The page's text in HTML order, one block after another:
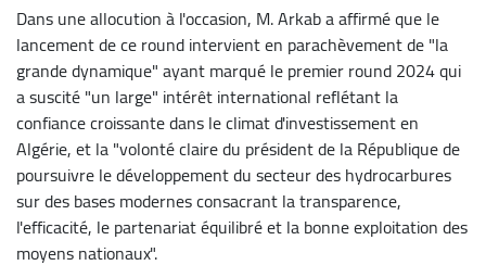
Dans une allocution à l'occasion, M. Arkab a affirmé que le
lancement de ce round intervient en parachèvement de "la
grande dynamique" ayant marqué le premier round 2024 qui
a suscité "un large" intérêt international reflétant la
confiance croissante dans le climat d'investissement en
Algérie, et la "volonté claire du président de la République de
poursuivre le développement du secteur des hydrocarbures
sur des bases modernes consacrant la transparence,
l'efficacité, le partenariat équilibré et la bonne exploitation des
moyens nationaux".